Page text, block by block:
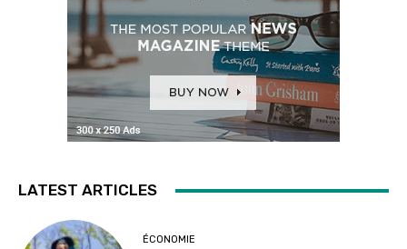
LATEST ARTICLES
ÉCONOMIE